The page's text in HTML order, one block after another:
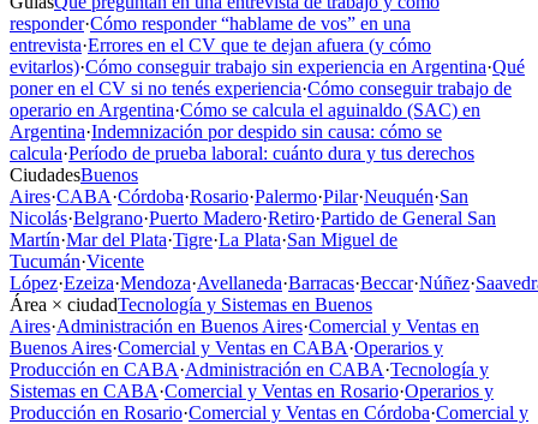
responder·Cómo responder “hablame de vos” en una
entrevista·Errores en el CV que te dejan afuera (y cómo
evitarlos)·Cómo conseguir trabajo sin experiencia en Argentina·Qué
poner en el CV si no tenés experiencia·Cómo conseguir trabajo de
operario en Argentina·Cómo se calcula el aguinaldo (SAC) en
Argentina·Indemnización por despido sin causa: cómo se
calcula·Período de prueba laboral: cuánto dura y tus derechos
CiudadesBuenos
Aires·CABA·Córdoba·Rosario·Palermo·Pilar·Neuquén·San
Nicolás·Belgrano·Puerto Madero·Retiro·Partido de General San
Martín·Mar del Plata·Tigre·La Plata·San Miguel de
Tucumán·Vicente
López·Ezeiza·Mendoza·Avellaneda·Barracas·Beccar·Núñez·
Área × ciudadTecnología y Sistemas en Buenos
Aires·Administración en Buenos Aires·Comercial y Ventas en
Buenos Aires·Comercial y Ventas en CABA·Operarios y
Producción en CABA·Administración en CABA·Tecnología y
Sistemas en CABA·Comercial y Ventas en Rosario·Operarios y
Producción en Rosario·Comercial y Ventas en Córdoba·Comercial y